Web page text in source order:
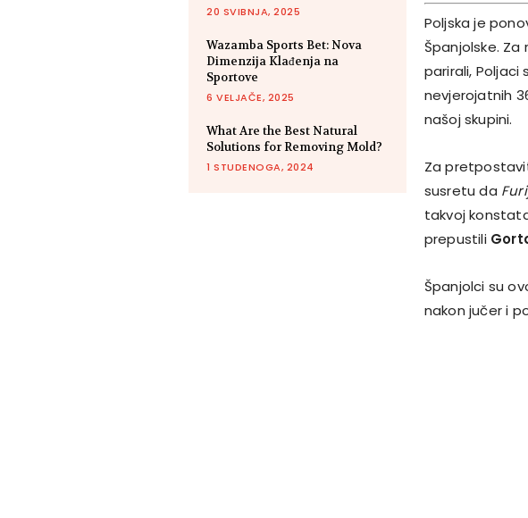
20 SVIBNJA, 2025
Wazamba Sports Bet: Nova
Dimenzija Klađenja na
Sportove
6 VELJAČE, 2025
What Are the Best Natural
Solutions for Removing Mold?
1 STUDENOGA, 2024
Poljska je
Španjolske.
parirali,
nevjerojatnih
našoj skupini.
Za
susretu da
takvoj
prepustili
Španjolci su
nakon jučer i